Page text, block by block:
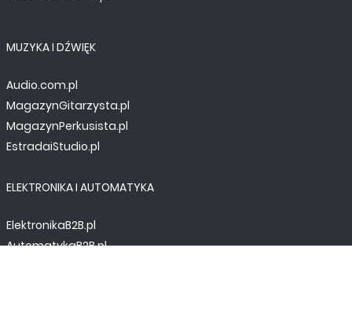
MUZYKA I DŹWIĘK
Audio.com.pl
MagazynGitarzysta.pl
MagazynPerkusista.pl
EstradaiStudio.pl
ELEKTRONIKA I AUTOMATYKA
ElektronikaB2B.pl
AutomatykaB2B.pl